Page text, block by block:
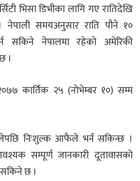
भिसा डिभीका लागि गए रातिदेखि
समयअनुसार राति पौने १०
सकिने नेपालमा रहेको अमेरिकी
।
कार्तिक २५ (नोभेम्बर १०) सम्म
निःशुल्क आफैले भर्न सकिन्छ ।
सम्पूर्ण जानकारी दूतावासको
छ ।